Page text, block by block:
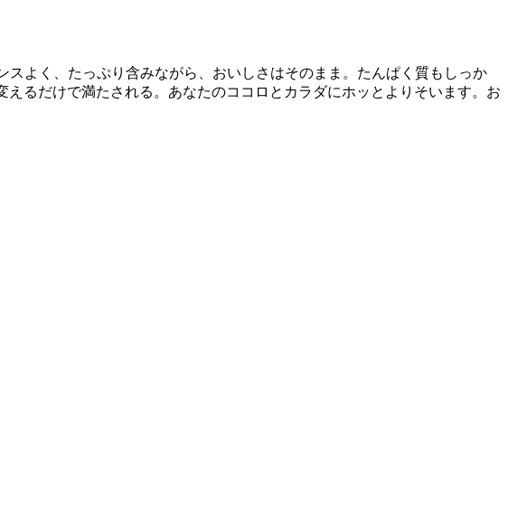
よく、たっぷり含みながら、おいしさはそのまま。たんぱく質もしっか
るだけで満たされる。あなたのココロとカラダにホッとよりそいます。お